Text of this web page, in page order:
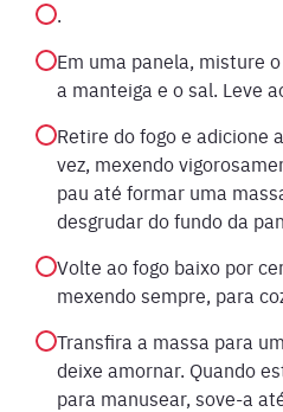
.
Em uma panela, misture
a manteiga e o sal. Leve
Retire do fogo e adicione
vez, mexendo
pau até formar uma
desgrudar do fundo da
Volte ao fogo baixo por
mexendo sempre, para
Transfira a massa para
deixe amornar. Quando
para manusear, sove-a